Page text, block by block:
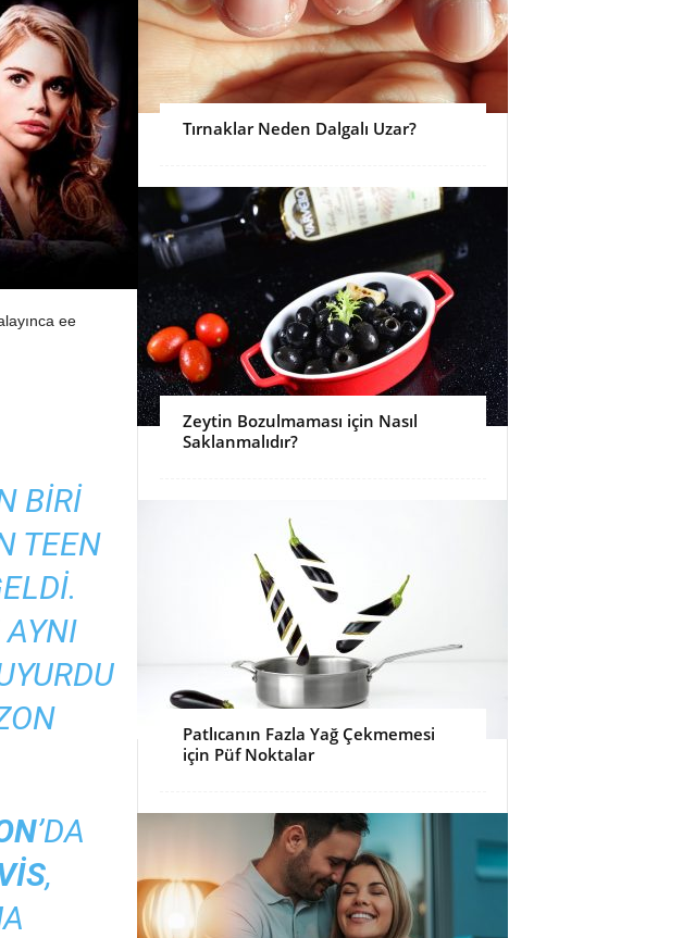
ee
BIRI
TEEN
’DA
,
Tırnaklar Neden Dalgalı Uzar?
Zeytin Bozulmaması için Nasıl
Saklanmalıdır?
Patlıcanın Fazla Yağ Çekmemesi
için Püf Noktalar